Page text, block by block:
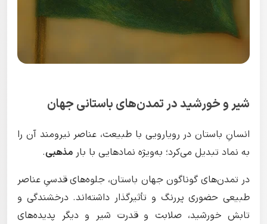
شیر و خورشید در تمدن‌های باستانی جهان
انسانِ باستان در رویارویی با طبیعت، عناصر نیرومند آن را
به نماد تبدیل می‌کرد؛ به‌ویژه نمادهایی با بار مذهبی.
در تمدن‌های گوناگون جهان باستان، جلوه‌های قدسیِ عناصر
طبیعی حضوری پررنگ و تأثیرگذار داشته‌اند. درخشندگی و
تابش خورشید، صلابت و قدرت شیر و دیگر پدیده‌های